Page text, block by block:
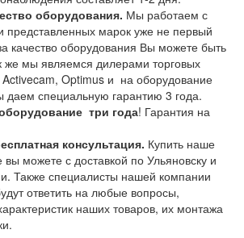
оборудования. Мы работаем с
представленных марок уже не первый
качество оборудования Вы можете быть
же мы являемся дилерами торговых
Optimus и на оборудование
даем специальную гарантию 3 года.
три года! Гарантия на
консультация. Купить наше
можете с доставкой по Ульяновску и
Также специалисты нашей компании
ответить на любые вопросы,
наших товаров, их монтажа